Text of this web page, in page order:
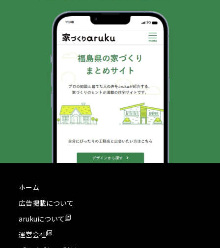
ホーム
広告掲載について
arukuについて
運営会社